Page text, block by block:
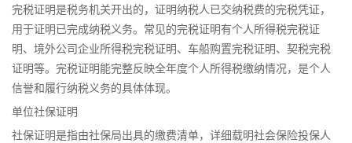
完税证明是税务机关开出的，证明纳税人已交纳税费的完税凭证，
用于证明已完成纳税义务。常见的完税证明有个人所得税完税证
明、境外公司企业所得税完税证明、车船购置完税证明、契税完税
证明等。完税证明能完整反映全年度个人所得税缴纳情况，是个人
信誉和履行纳税义务的具体体现。
单位社保证明
社保证明是指由社保局出具的缴费清单，详细载明社会保险投保人